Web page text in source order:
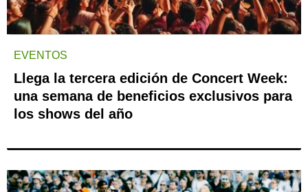
EVENTOS
Llega la tercera edición de Concert Week:
una semana de beneficios exclusivos para
los shows del año